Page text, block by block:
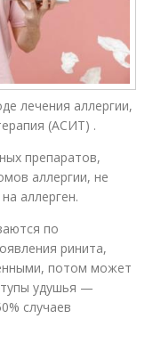
лечения аллергии,
(АСИТ) .
препаратов,
аллергии, не
аллерген.
по
ринита,
потом может
удушья —
случаев